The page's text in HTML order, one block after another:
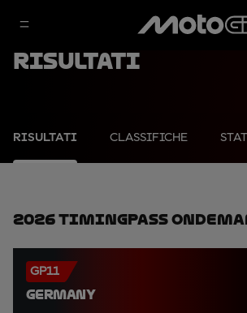
Risultati
RISULTATI CLASSIFICHE
2026 TimingPass
GP11
GERMANY